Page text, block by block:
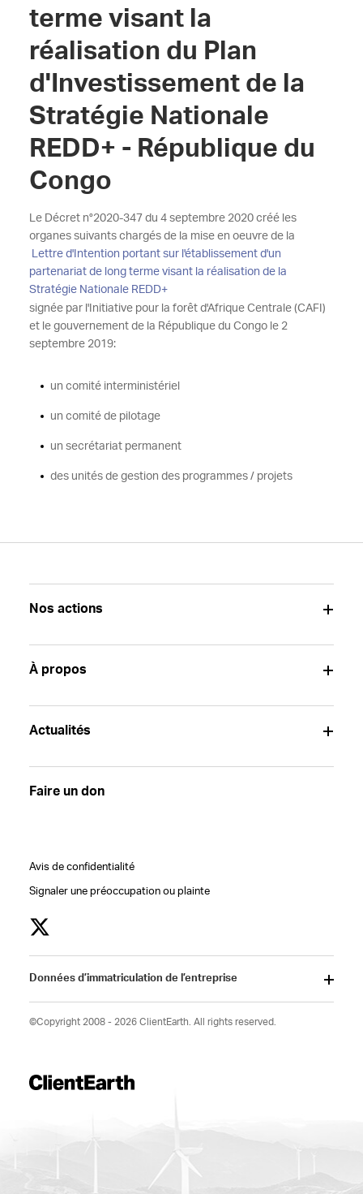
terme visant la
réalisation du Plan
d'Investissement de la
Stratégie Nationale
REDD+ - République du
Congo
Le Décret n°2020-347 du 4 septembre 2020 créé les
organes suivants chargés de la mise en oeuvre de la
Lettre d'Intention portant sur l'établissement d'un
partenariat de long terme visant la réalisation de la
Stratégie Nationale REDD+
signée par l'Initiative pour la forêt d'Afrique Centrale (CAFI)
et le gouvernement de la République du Congo le 2
septembre 2019:
un comité interministériel
un comité de pilotage
un secrétariat permanent
des unités de gestion des programmes / projets
Nos actions
À propos
Actualités
Faire un don
Avis de confidentialité
Signaler une préoccupation ou plainte
Données d’immatriculation de l’entreprise
©Copyright 2008 - 2026 ClientEarth. All rights reserved.